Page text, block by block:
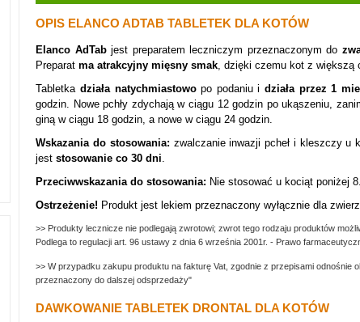
OPIS ELANCO ADTABTABLETEK DLA KOTÓW
Elanco AdTabjest preparatem leczniczym przeznaczonym do
Preparat ma atrakcyjny mięsny smak, dzięki czemu kot z większą
Tabletka działa natychmiastowopo podaniu idziała przez 1
godzin. Nowe pchły zdychają w ciągu 12 godzin po ukąszeniu,
giną w ciągu 18 godzin, a nowe w ciągu 24 godzin.
Wskazania do stosowania: zwalczanie inwazji pcheł i kleszczy u
jeststosowanie co 30 dni.
Przeciwwskazania do stosowania: Nie stosować u kociąt poniżej
Ostrzeżenie! Produkt jest lekiem przeznaczony wyłącznie dla
>> Produkty lecznicze nie podlegają zwrotowi; zwrot tego rodzaju produktów
Podlega to regulacji art. 96 ustawy z dnia 6 września 2001r. - Prawo
>>W przypadkuzakupu produktu na fakturę Vat, zgodnie z przepisami odnośnie
przeznaczony do dalszej odsprzedaży"
DAWKOWANIE TABLETEK DRONTAL DLA KOTÓW